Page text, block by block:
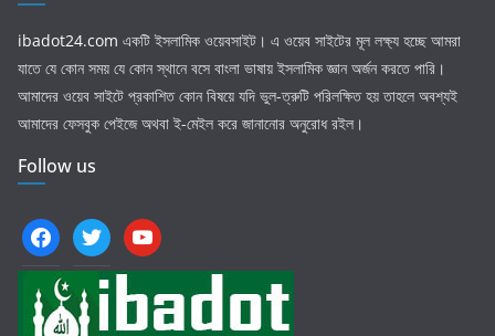
ibadot24.com একটি ইসলামিক ওয়েবসাইট। এ ওয়েব সাইটের মূল লক্ষ্য হচ্ছে আমরা
যাতে যে কোন সময় যে কোন স্থানে বসে বাংলা ভাষায় ইসলামিক জ্ঞান অর্জন করতে পারি।
আমাদের ওয়েব সাইটে প্রকাশিত কোন বিষয়ে যদি ভুল-ত্রুটি পরিলক্ষিত হয় তাহলে অবশ্যই
আমাদের ফেসবুক পেইজে অথবা ই-মেইল করে জানানোর অনুরোধ রইল।
Follow us
facebooktwitter youtube